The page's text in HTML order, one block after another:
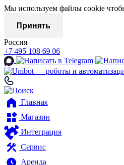
Мы используем файлы cookie
Принять
Россия
+7 495 108 69 06
Главная
Магазин
Интеграция
Сервис
Аренда